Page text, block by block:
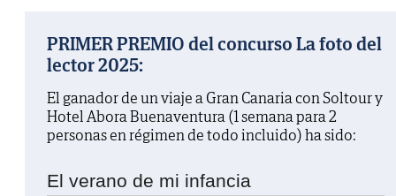
PRIMER PREMIO del concurso La foto del
lector 2025:
El ganador de un viaje a Gran Canaria con Soltour y
Hotel Abora Buenaventura (1 semana para 2
personas en régimen de todo incluido) ha sido:
El verano de mi infancia